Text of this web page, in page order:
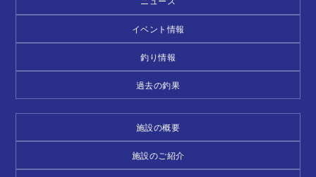
イベント情報
釣り情報
過去の釣果
施設の概要
施設のご紹介